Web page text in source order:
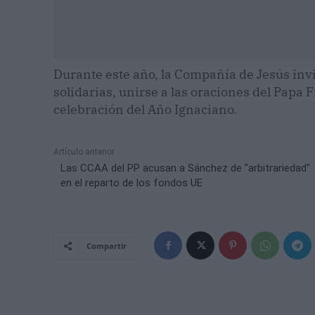
Durante este año, la Compañía de Jesús
solidarias, unirse a las oraciones del Papa
celebración del Año Ignaciano.
Artículo anterior
Las CCAA del PP acusan a Sánchez de "arbitrariedad"
en el reparto de los fondos UE
Compartir